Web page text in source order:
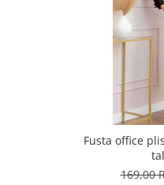
Fusta office
169,00